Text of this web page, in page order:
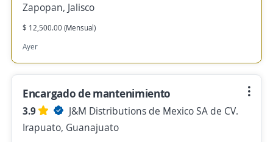
Zapopan, Jalisco
$ 12,500.00 (Mensual)
Ayer
Encargado de mantenimiento
3.9
J&M Distributions de Mexico SA de CV.
Irapuato, Guanajuato